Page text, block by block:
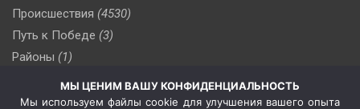
Происшествия (4530)
Путь к Победе (3)
Районы (1)
(510)
Сельское хозяйство (3)
МЫ ЦЕНИМ ВАШУ КОНФИДЕНЦИАЛЬНОСТЬ
Мы используем файлы cookie для улучшения вашего опыта